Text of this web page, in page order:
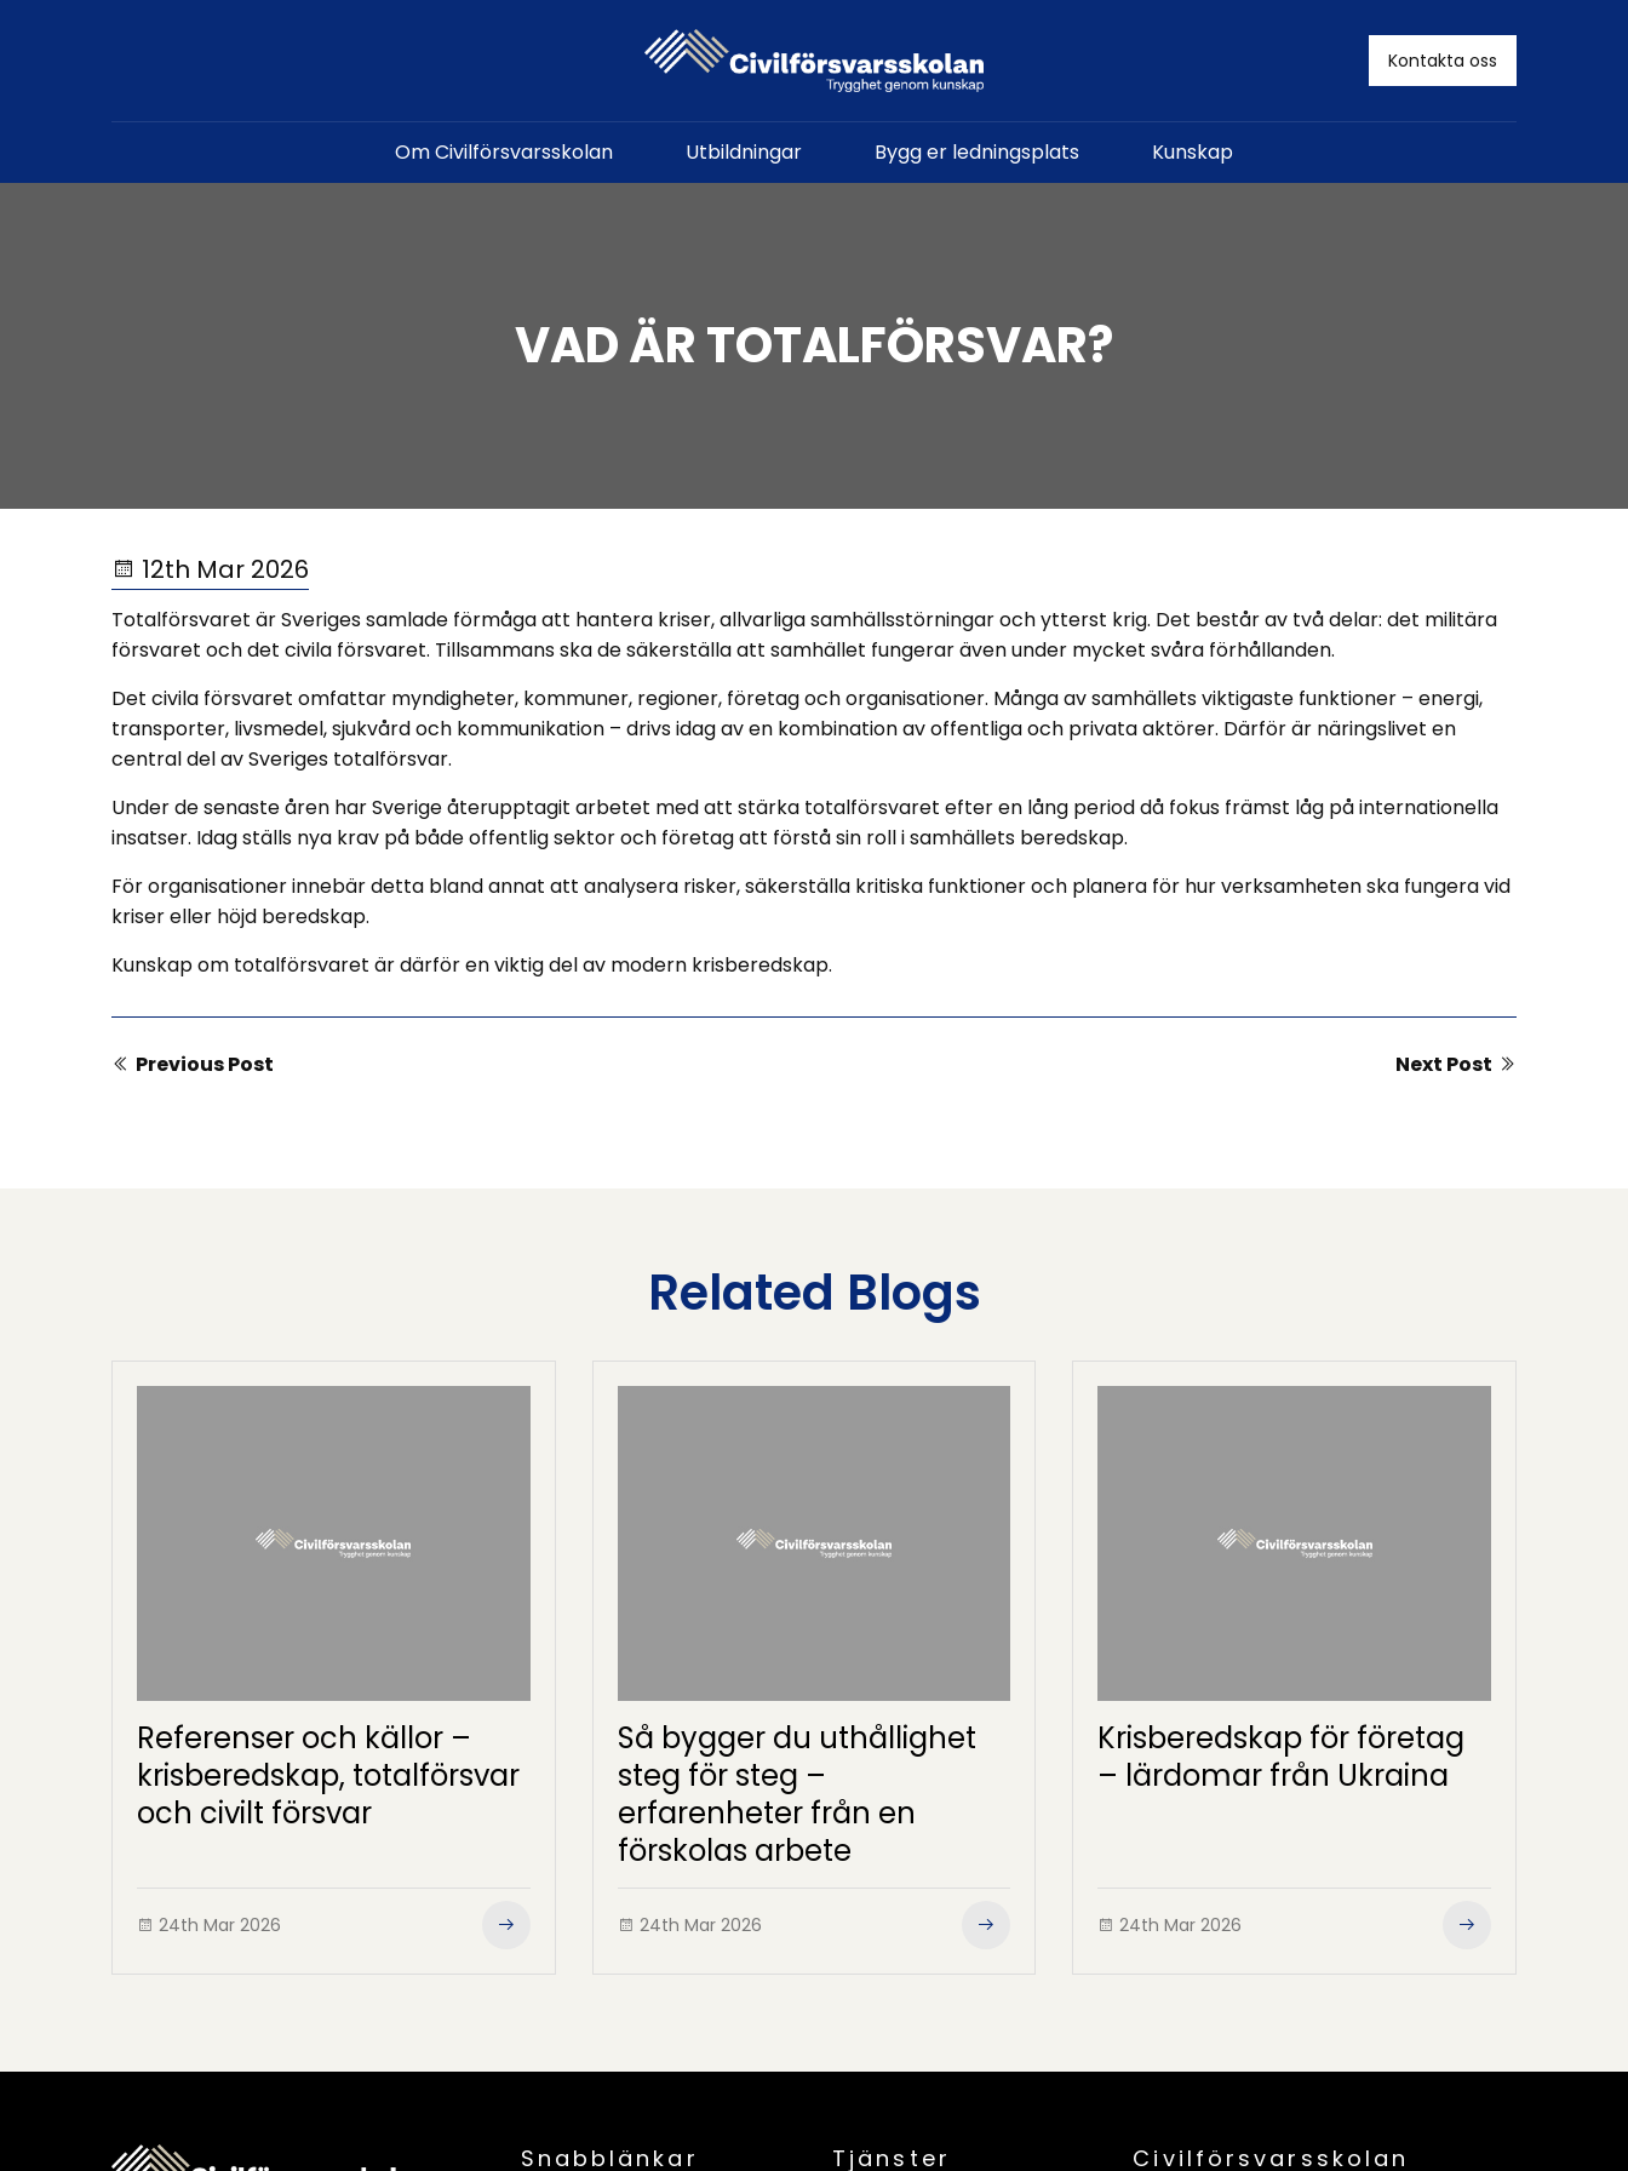
Om Civilförsvarsskolan Utbildningar Bygg er ledningsplats Kunskap
Kontakta oss
VAD ÄR TOTALFÖRSVAR?
12th Mar 2026
Totalförsvaret är Sveriges samlade förmåga att hantera kriser, allvarliga samhällsstörningar och ytterst krig. Det består av två delar: det militära
försvaret och det civila försvaret. Tillsammans ska de säkerställa att samhället fungerar även under mycket svåra förhållanden.
Det civila försvaret omfattar myndigheter, kommuner, regioner, företag och organisationer. Många av samhällets viktigaste funktioner – energi,
transporter, livsmedel, sjukvård och kommunikation – drivs idag av en kombination av offentliga och privata aktörer. Därför är näringslivet en
central del av Sveriges totalförsvar.
Under de senaste åren har Sverige återupptagit arbetet med att stärka totalförsvaret efter en lång period då fokus främst låg på internationella
insatser. Idag ställs nya krav på både offentlig sektor och företag att förstå sin roll i samhällets beredskap.
För organisationer innebär detta bland annat att analysera risker, säkerställa kritiska funktioner och planera för hur verksamheten ska fungera vid
kriser eller höjd beredskap.
Kunskap om totalförsvaret är därför en viktig del av modern krisberedskap.
Previous Post Next Post
Related Blogs
Referenser och källor –
krisberedskap, totalförsvar
och civilt försvar
24th Mar 2026
Så bygger du uthållighet
steg för steg –
erfarenheter från en
förskolas arbete
24th Mar 2026
Krisberedskap för företag
– lärdomar från Ukraina
24th Mar 2026
Snabblänkar Tjänster Civilförsvarsskolan